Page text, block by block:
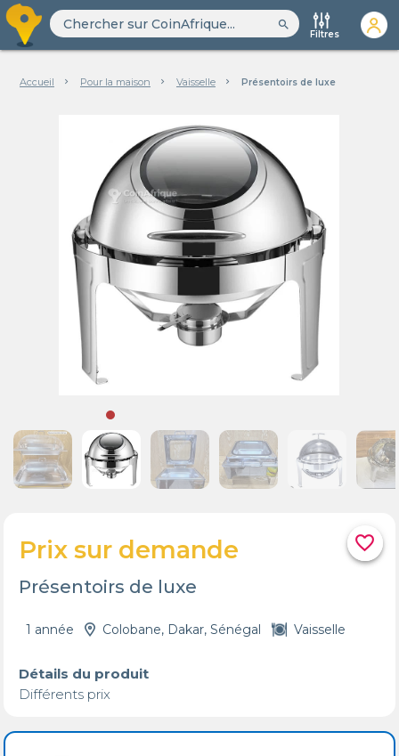
search
Filtres
Accueil Pour la maison Vaisselle Présentoirs de luxe
favorite_border
Prix sur demande
Présentoirs de luxe
1 année Colobane, Dakar, Sénégal Vaisselle
Détails du produit
Différents prix